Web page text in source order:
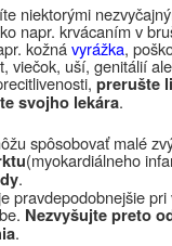
niektorými
napr. krvácaním v
kožnávyrážka,
viečok, uší, genitálií
prerušte
svojho lekára.
spôsobovať malé
(myokardiálneho
.
pravdepodobnejšie
Nezvyšujte preto
.